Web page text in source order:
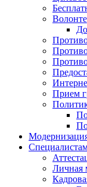
Прием
Личная